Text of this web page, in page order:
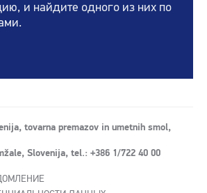
и найдите одного из них по
tovarna premazov in umetnih smol,
Slovenija, tel.: +386 1/722 40 00